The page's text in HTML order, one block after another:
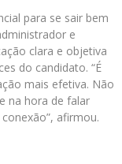
para se sair bem
e
clara e objetiva
do candidato. “É
mais efetiva. Não
na hora de falar
afirmou.